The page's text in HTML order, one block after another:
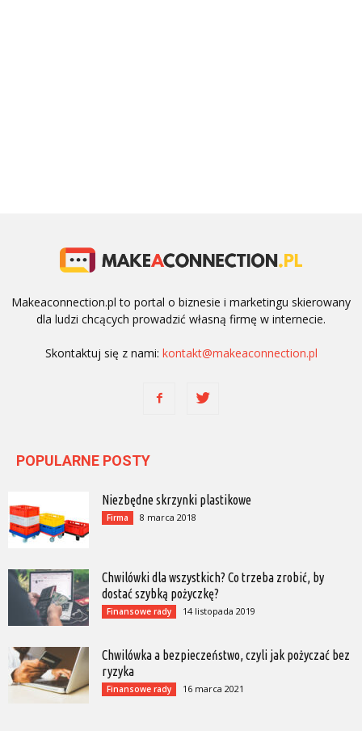
Makeaconnection.pl to portal o biznesie i marketingu skierowany
dla ludzi chcących prowadzić własną firmę w internecie.
Skontaktuj się z nami: kontakt@makeaconnection.pl
POPULARNE POSTY
Niezbędne skrzynki plastikowe
Firma 8 marca 2018
Chwilówki dla wszystkich? Co trzeba zrobić, by
dostać szybką pożyczkę?
Finansowe rady 14 listopada 2019
Chwilówka a bezpieczeństwo, czyli jak pożyczać bez
ryzyka
Finansowe rady 16 marca 2021